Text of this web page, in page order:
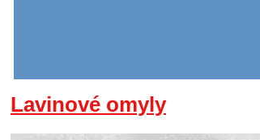
Lavinové omyly